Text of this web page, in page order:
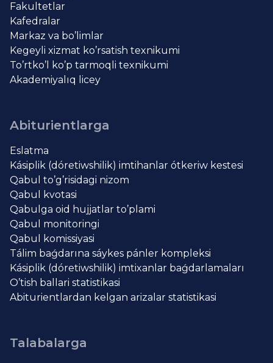
Fakultetlar
Kafedralar
Markaz va bo’limlar
Kegeyli xizmat ko’rsatish texnikumi
To’rtko’l ko’p tarmoqli texnikumi
Akademiyalıq licey
Abiturientlarga
Eslatma
Kásiplik (dóretiwshilik) imtihanlar ótkeriw kestesi
Qabul to’g’risidagi nizom
Qabul kvotasi
Qabulga oid hujjatlar to’plami
Qabul monitoringi
Qabul komissiyasi
Tálim baǵdarına sáykes pánler kompleksi
Kásiplik (dóretiwshilik) imtixanlar baǵdarlamaları
O’tish ballari statistikasi
Abiturientlardan kelgan arizalar statistikasi
Talabalarga